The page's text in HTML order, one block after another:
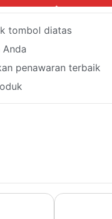
tombol diatas
Anda
penawaran terbaik